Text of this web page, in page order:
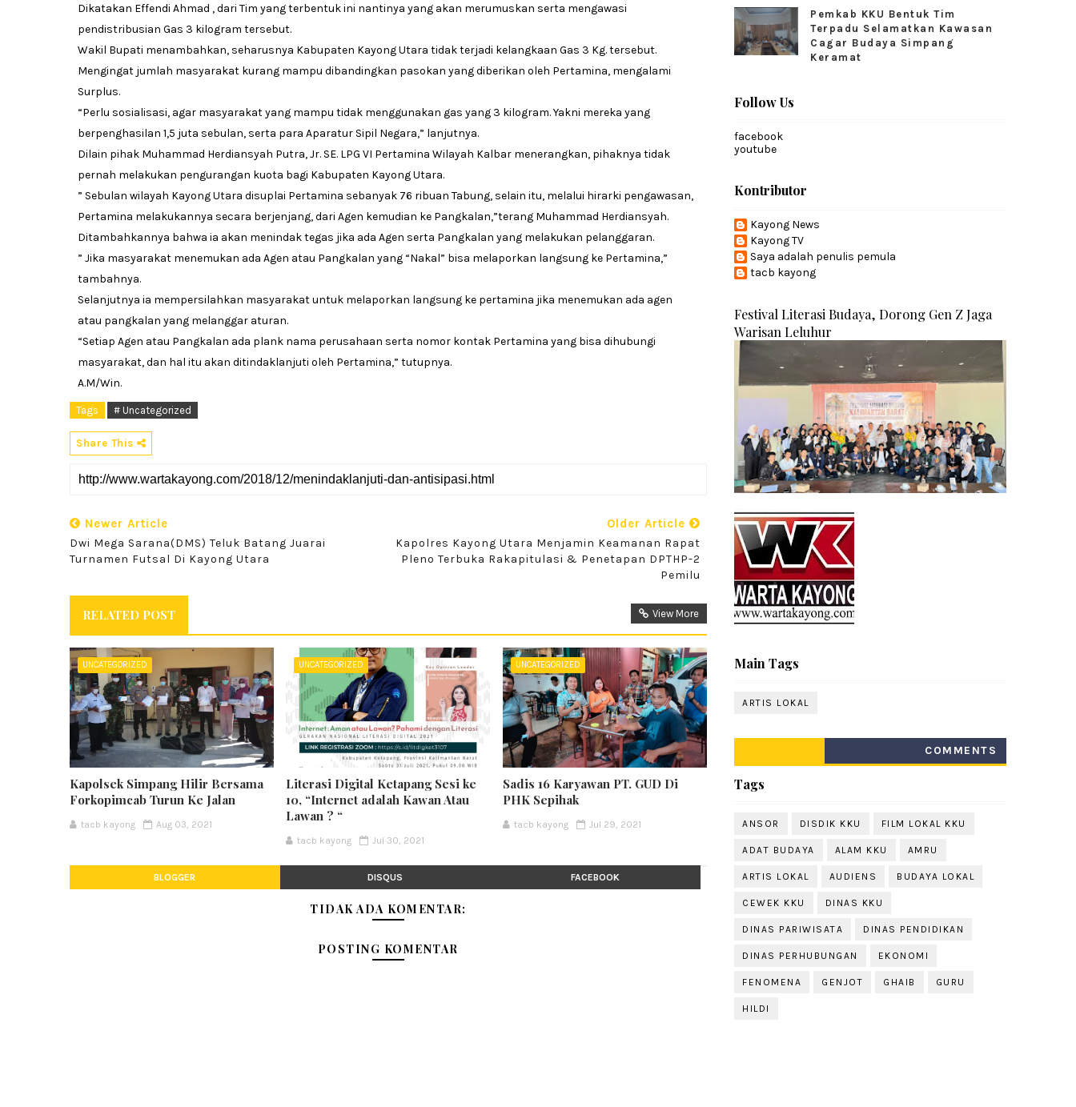
Dikatakan Effendi Ahmad , dari Tim yang terbentuk ini nantinya yang akan merumuskan serta mengawasi
pendistribusian Gas 3 kilogram tersebut.
Wakil Bupati menambahkan, seharusnya Kabupaten Kayong Utara tidak terjadi kelangkaan Gas 3 Kg. tersebut.
Mengingat jumlah masyarakat kurang mampu dibandingkan pasokan yang diberikan oleh Pertamina, mengalami
Surplus.
“Perlu sosialisasi, agar masyarakat yang mampu tidak menggunakan gas yang 3 kilogram. Yakni mereka yang
berpenghasilan 1,5 juta sebulan, serta para Aparatur Sipil Negara,” lanjutnya.
Dilain pihak Muhammad Herdiansyah Putra, Jr. SE. LPG VI Pertamina Wilayah Kalbar menerangkan, pihaknya tidak
pernah melakukan pengurangan kuota bagi Kabupaten Kayong Utara.
” Sebulan wilayah Kayong Utara disuplai Pertamina sebanyak 76 ribuan Tabung, selain itu, melalui hirarki pengawasan,
Pertamina melakukannya secara berjenjang, dari Agen kemudian ke Pangkalan,”terang Muhammad Herdiansyah.
Ditambahkannya bahwa ia akan menindak tegas jika ada Agen serta Pangkalan yang melakukan pelanggaran.
” Jika masyarakat menemukan ada Agen atau Pangkalan yang “Nakal” bisa melaporkan langsung ke Pertamina,”
tambahnya.
Selanjutnya ia mempersilahkan masyarakat untuk melaporkan langsung ke pertamina jika menemukan ada agen
atau pangkalan yang melanggar aturan.
“Setiap Agen atau Pangkalan ada plank nama perusahaan serta nomor kontak Pertamina yang bisa dihubungi
masyarakat, dan hal itu akan ditindaklanjuti oleh Pertamina,” tutupnya.
A.M/Win.
Tags # Uncategorized
Share This
Newer Article
Dwi Mega Sarana(DMS) Teluk Batang Juarai
Turnamen Futsal Di Kayong Utara
Older Article
Kapolres Kayong Utara Menjamin Keamanan Rapat
Pleno Terbuka Rakapitulasi & Penetapan DPTHP-2
Pemilu
RELATED POST View More
UNCATEGORIZED
Kapolsek Simpang Hilir Bersama
Forkopimcab Turun Ke Jalan
tacb kayong Aug 03, 2021
UNCATEGORIZED
Literasi Digital Ketapang Sesi ke
10, “Internet adalah Kawan Atau
Lawan ? “
tacb kayong Jul 30, 2021
UNCATEGORIZED
Sadis 16 Karyawan PT. GUD Di
PHK Sepihak
tacb kayong Jul 29, 2021
BLOGGER DISQUS FACEBOOK
TIDAK ADA KOMENTAR:
POSTING KOMENTAR
Pemkab KKU Bentuk Tim
Terpadu Selamatkan Kawasan
Cagar Budaya Simpang
Keramat
Follow Us
facebook
youtube
Kontributor
Kayong News
Kayong TV
Saya adalah penulis pemula
tacb kayong
Festival Literasi Budaya, Dorong Gen Z Jaga
Warisan Leluhur
Main Tags
ARTIS LOKAL
COMMENTS
Tags
ANSOR DISDIK KKU FILM LOKAL KKU
ADAT BUDAYA ALAM KKU AMRU
ARTIS LOKAL AUDIENS BUDAYA LOKAL
CEWEK KKU DINAS KKU
DINAS PARIWISATA DINAS PENDIDIKAN
DINAS PERHUBUNGAN EKONOMI
FENOMENA GENJOT GHAIB GURU
HILDI